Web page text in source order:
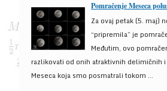
Pomračenje Meseca
Za ovaj petak (5. maj)
“pripremila” je
Međutim, ovo
razlikovati od onih atraktivnih delimičnih
Meseca koja smo posmatrali tokom ...